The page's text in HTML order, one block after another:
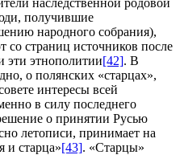
наследственной родовой
получившие
народного собрания),
со страниц источников после
эти этнополитии[42]. В
о полянских «старцах»,
интересы всей
в силу последнего
о принятии Русью
летописи, принимает на
и старца»[43]. «Старцы»